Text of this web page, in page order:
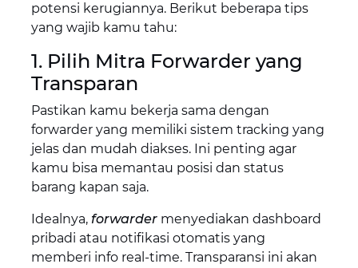
potensi kerugiannya. Berikut beberapa tips
yang wajib kamu tahu:
1. Pilih Mitra Forwarder yang
Transparan
Pastikan kamu bekerja sama dengan
forwarder yang memiliki sistem tracking yang
jelas dan mudah diakses. Ini penting agar
kamu bisa memantau posisi dan status
barang kapan saja.
Idealnya, forwardermenyediakan dashboard
pribadi atau notifikasi otomatis yang
memberi info real-time. Transparansi ini akan